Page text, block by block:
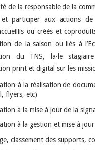
de la responsable de la
participer aux actions de
ou créés et
de la saison ou liés à
du TNS, la·le
print et digital sur les
à la réalisation de
flyers, etc)
à la mise à jour de la
à la gestion et mise à
classement des supports,